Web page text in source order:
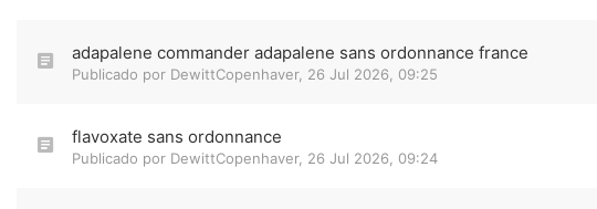
adapalene commander adapalene sans ordonnance france
Publicado por DewittCopenhaver, 26 Jul 2026, 09:25
flavoxate sans ordonnance
Publicado por DewittCopenhaver, 26 Jul 2026, 09:24